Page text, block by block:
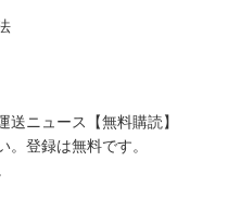
送ニュース【無料購読】
。登録は無料です。